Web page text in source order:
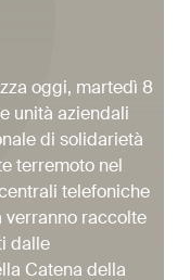
oggi, martedì 8
unità aziendali
di solidarietà
terremoto nel
telefoniche
verranno raccolte
dalle
Catena della